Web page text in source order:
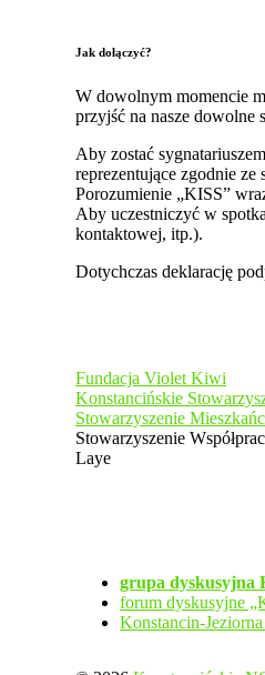
Jak dołączyć?
W dowolnym momencie
przyjść na nasze dowolne
Aby zostać
reprezentujące zgodnie ze
Porozumienie „KISS”
Aby uczestniczyć w
kontaktowej, itp.).
Dotychczas deklarację
Fundacja Violet Kiwi
Konstancińskie
Stowarzyszenie
Stowarzyszenie
Laye
grupa dyskusyjna
forum dyskusyjne
Konstancin-